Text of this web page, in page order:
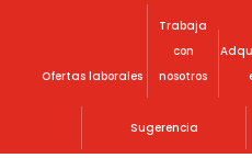
Ofertas laborales
Trabaja
con
nosotros
Sugerencia